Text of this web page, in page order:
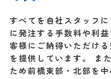
すべてを自社スタッフ
に発注する手数料や利
客様にご納得いただけ
を提供しています。 ま
ため前橋東部・北部を